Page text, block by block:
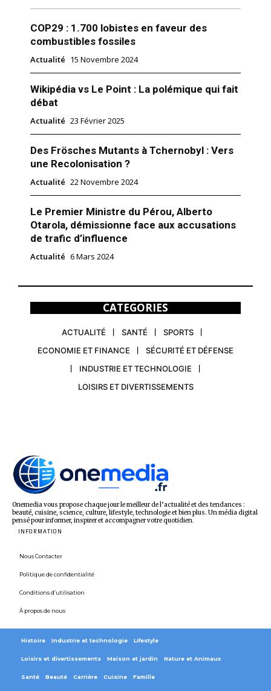
COP29 : 1.700 lobistes en faveur des
combustibles fossiles
Actualité 15 Novembre 2024
Wikipédia vs Le Point : La polémique qui fait
débat
Actualité 23 Février 2025
Des Frösches Mutants à Tchernobyl : Vers
une Recolonisation ?
Actualité 22 Novembre 2024
Le Premier Ministre du Pérou, Alberto
Otarola, démissionne face aux accusations
de trafic d’influence
Actualité 6 Mars 2024
CATEGORIES
ACTUALITÉ SANTÉ
SPORTS
ECONOMIE ET FINANCE
SÉCURITÉ ET DÉFENSE
INDUSTRIE ET TECHNOLOGIE
LOISIRS ET DIVERTISSEMENTS
Onemedia vous propose chaque jour le meilleur de l’actualité et des tendances :
beauté, cuisine, science, culture, lifestyle, technologie et bien plus. Un média digital
pensé pour informer, inspirer et accompagner votre quotidien.
INFORMATION
Nous Contacter
Politique de confidentialité
Conditions d’utilisation
À propos de nous
Histoire Industrie et technologie Lifestyle
Loisirs et divertissements Maison et jardin Nature et Animaux
Santé Beauté Carrière Cuisine Famille